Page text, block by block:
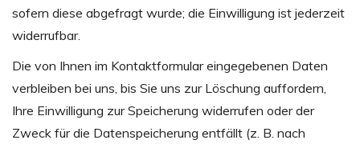
sofern diese abgefragt wurde; die Einwilligung ist jederzeit
widerrufbar.
Die von Ihnen im Kontaktformular eingegebenen Daten
verbleiben bei uns, bis Sie uns zur Löschung auffordern,
Ihre Einwilligung zur Speicherung widerrufen oder der
Zweck für die Datenspeicherung entfällt (z. B. nach